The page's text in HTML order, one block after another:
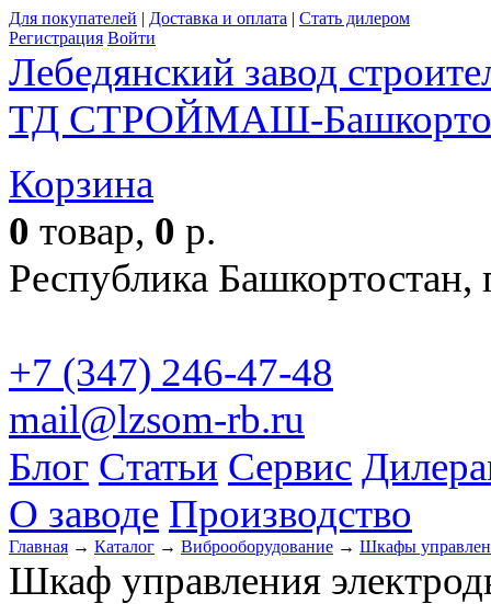
Для покупателей | Доставка и оплата | Стать дилером
Регистрация Войти
Лебедянский завод
ТД СТРОЙМАШ-
Корзина
0 товар, 0 р.
Республика
+7 (347) 246-47-48
mail@lzsom-rb.ru
Блог Статьи Сервис
О заводе Производство
Главная → Каталог → Виброоборудование → Шкафы
Шкаф управления